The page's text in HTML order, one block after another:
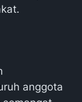
anggota